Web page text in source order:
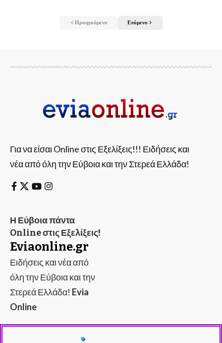
Προηγούμενο Επόμενο
Για να είσαι Online στις Εξελίξεις!!! Ειδήσεις και
νέα από όλη την Εύβοια και την Στερεά Ελλάδα!
Η Εύβοια πάντα
Online στις Εξελίξεις!
Eviaonline.gr
Ειδήσεις και νέα από
όλη την Εύβοια και την
Στερεά Ελλάδα! Evia
Online